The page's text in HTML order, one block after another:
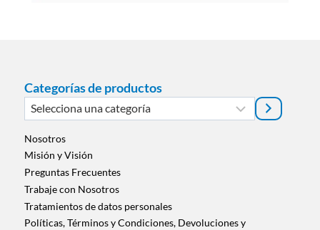
Categorías de productos
Selecciona
una
categoría
Nosotros
Misión y Visión
Preguntas Frecuentes
Trabaje con Nosotros
Tratamientos de datos personales
Políticas, Términos y Condiciones, Devoluciones y